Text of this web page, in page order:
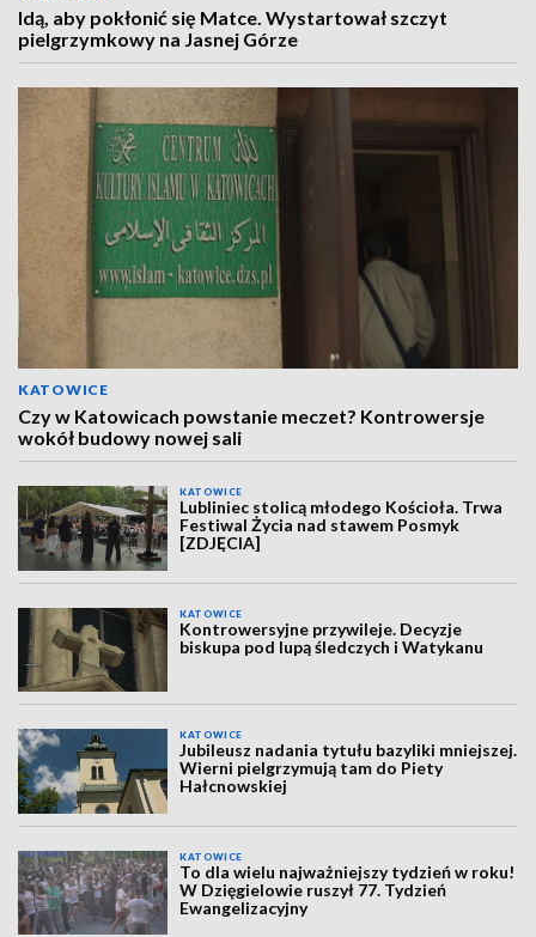
Idą, aby pokłonić się Matce. Wystartował szczyt
pielgrzymkowy na Jasnej Górze
KATOWICE
Czy w Katowicach powstanie meczet? Kontrowersje
wokół budowy nowej sali
KATOWICE
Lubliniec stolicą młodego Kościoła. Trwa
Festiwal Życia nad stawem Posmyk
[ZDJĘCIA]
KATOWICE
Kontrowersyjne przywileje. Decyzje
biskupa pod lupą śledczych i Watykanu
KATOWICE
Jubileusz nadania tytułu bazyliki mniejszej.
Wierni pielgrzymują tam do Piety
Hałcnowskiej
KATOWICE
To dla wielu najważniejszy tydzień w roku!
W Dzięgielowie ruszył 77. Tydzień
Ewangelizacyjny